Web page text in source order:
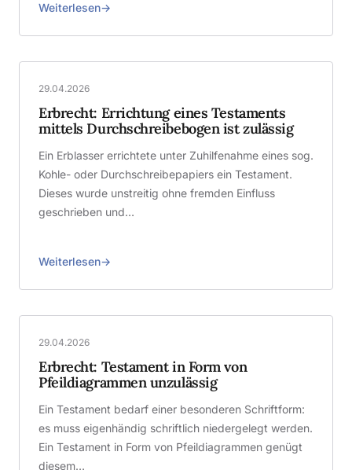
Weiterlesen
29.04.2026
Erbrecht: Errichtung eines Testaments
mittels Durchschreibebogen ist zulässig
Ein Erblasser errichtete unter Zuhilfenahme eines sog.
Kohle- oder Durchschreibepapiers ein Testament.
Dieses wurde unstreitig ohne fremden Einfluss
geschrieben und…
Weiterlesen
29.04.2026
Erbrecht: Testament in Form von
Pfeildiagrammen unzulässig
Ein Testament bedarf einer besonderen Schriftform:
es muss eigenhändig schriftlich niedergelegt werden.
Ein Testament in Form von Pfeildiagrammen genügt
diesem…